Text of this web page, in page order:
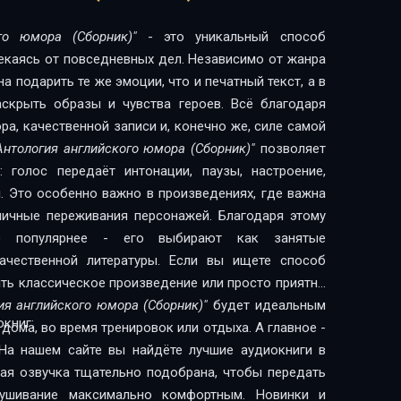
Иванович, Автор: Ликок Стивен Батлер,
аппарат (Исполнитель
Автор: Ликок Стивен Батлер, Переводчик:
любви и брака (Исполнитель аудиокниги:
Ликок Стивен Батлер, Переводчик: Ливергант
говорила правду (Исполнитель аудиокниги:
Манро Гектор Хью, Переводчик: Ливергант
аудиокниги: Самойлов Владимир
Ливергант Александр Яковлевич).Дверь
Владимир Иванович, Автор: Манро Гектор Хью,
леди Анны (Исполнитель
Автор: Манро Гектор Хью, Переводчик:
(Исполнитель аудиокниги: Самойлов
Макс, Переводчик: Ливергант Александр
пудинга (Исполнитель аудиокниги: Самойлов
Макс, Переводчик: Ливергант Александр
аудиокниги: Самойлов Владимир Иванович, Автор:
Александр Яковлевич).Из предисловия к...
юмора (Сборник)"- это уникальный способ
от повседневных дел. Независимо от жанра
подарить те же эмоции, что и печатный текст, а в
образы и чувства героев. Всё благодаря
качественной записи и, конечно же, силе самой
английского юмора (Сборник)" позволяет
передаёт интонации, паузы, настроение,
Это особенно важно в произведениях, где важна
переживания персонажей. Благодаря этому
популярнее - его выбирают как занятые
Если вы ищете способ
классическое произведение или просто приятно
английского юмора (Сборник)" будет идеальным
во время тренировок или отдыха. А главное -
нашем сайте вы найдёте лучшие аудиокниги в
озвучка тщательно подобрана, чтобы передать
максимально комфортным. Новинки и